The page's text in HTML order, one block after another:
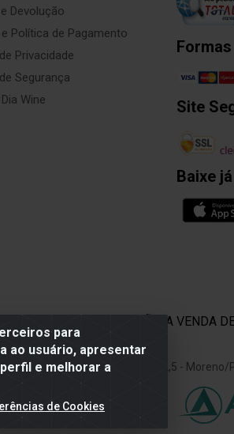
para
ao usuário, apresentar
e melhorar a
de Cookies
Devolução
Política de Pagamento
Privacidade
Segurança
Wine
Site
Baixe
APRECIE COM MODERAÇÃO. A VENDA
Dia Wine - Rodovia BR 232 KM 22,5 -